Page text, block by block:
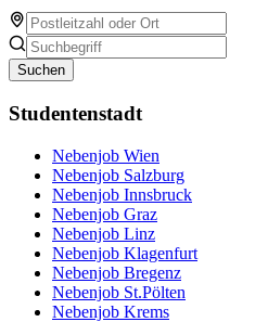
Suchen
Studentenstadt
Nebenjob Wien
Nebenjob Salzburg
Nebenjob Innsbruck
Nebenjob Graz
Nebenjob Linz
Nebenjob Klagenfurt
Nebenjob Bregenz
Nebenjob St.Pölten
Nebenjob Krems